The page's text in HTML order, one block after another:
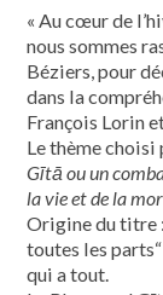
« Au cœur de
nous sommes
Béziers, pour
dans la
François Lorin
Le thème
Gītā ou un
la vie et de la
Origine du titre
toutes les
qui a tout.